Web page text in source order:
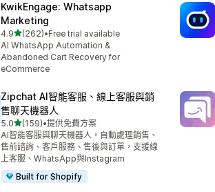
KwikEngage: Whatsapp
Marketing
4.9滿分 5 顆星
(262)
共有 262 則評價
•Free trial available
AI WhatsApp Automation &
Abandoned Cart Recovery for
eCommerce
Zipchat AI智能客服、線上客服與銷
售聊天機器人
5.0滿分 5 顆星
(159)
共有 159 則評價
•提供免費方案
AI智能客服與聊天機器人，自動處理銷售、
售前諮詢、客戶服務、售後與訂單，支援線
上客服、WhatsApp與Instagram
Built for Shopify